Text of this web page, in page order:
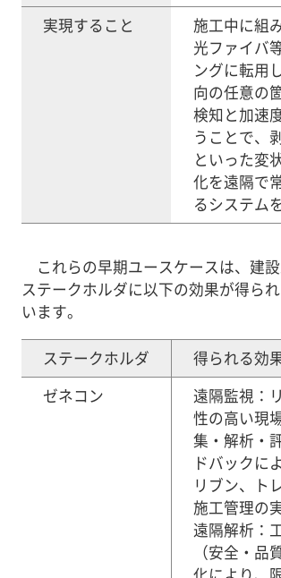
実現すること
施工中に組
光ファイバ
ングに転用
向の任意の
検知と加速
うことで、
といった変
化を遠隔で
るシステム
これらの早期ユースケースは、建
ステークホルダに以下の効果が得ら
います。
ステークホルダ
得られる効
ゼネコン
遠隔監視：
性の高い現
集・解析・
ドバックに
リブン、ト
施工管理の
遠隔解析：
（安全・品